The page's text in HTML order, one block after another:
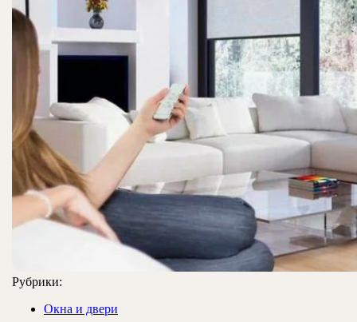
Рубрики:
Окна и двери